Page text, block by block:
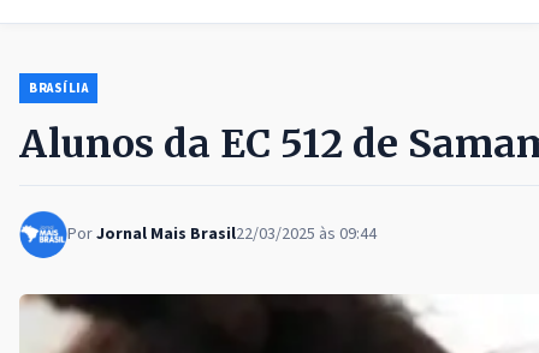
BRASÍLIA
Alunos da EC 512 de
PorJornal Mais Brasil22/03/2025 às 09:44